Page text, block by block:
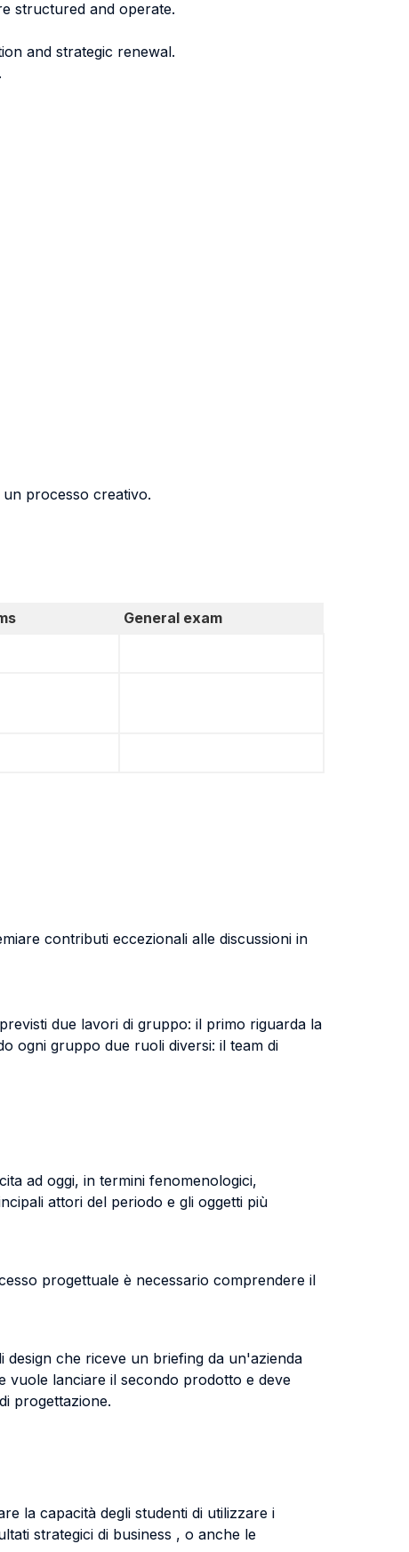
structured and operate.
and strategic renewal.
processo creativo.
General exam
contributi eccezionali alle discussioni in
due lavori di gruppo: il primo riguarda la
ogni gruppo due ruoli diversi: il team di
ad oggi, in termini fenomenologici,
attori del periodo e gli oggetti più
progettuale è necessario comprendere il
che riceve un briefing da un'azienda
vuole lanciare il secondo prodotto e deve
progettazione.
la capacità degli studenti di utilizzare i
strategici di business , o anche le